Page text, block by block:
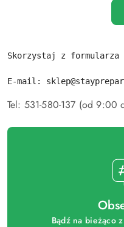
Skorzystaj z formularza
E-mail:
Tel: 531-580-137 (od 9:00
Bądź na bieżąco